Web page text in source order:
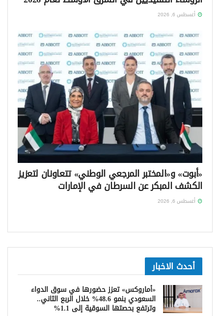
أغسطس 6, 2026
«أبوت» و«المختبر المرجعي الوطني» تتعاونان لتعزيز
الكشف المبكر عن السرطان في الإمارات
أغسطس 6, 2026
أحدث الاخبار
«أماروكس» تعزز حضورها في سوق الدواء
السعودي بنمو 48.6% خلال الربع الثاني..
وترتفع بحصتها السوقية إلى 1.1%